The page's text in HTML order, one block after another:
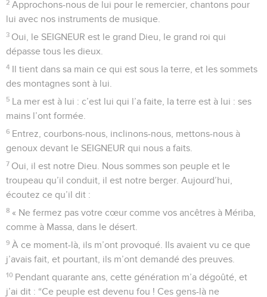
2 Approchons-nous de lui pour le remercier, chantons pour
lui avec nos instruments de musique.
3 Oui, le SEIGNEUR est le grand Dieu, le grand roi qui
dépasse tous les dieux.
4 Il tient dans sa main ce qui est sous la terre, et les sommets
des montagnes sont à lui.
5 La mer est à lui : c’est lui qui l’a faite, la terre est à lui : ses
mains l’ont formée.
6 Entrez, courbons-nous, inclinons-nous, mettons-nous à
genoux devant le SEIGNEUR qui nous a faits.
7 Oui, il est notre Dieu. Nous sommes son peuple et le
troupeau qu’il conduit, il est notre berger. Aujourd’hui,
écoutez ce qu’il dit :
8 « Ne fermez pas votre cœur comme vos ancêtres à Mériba,
comme à Massa, dans le désert.
9 À ce moment-là, ils m’ont provoqué. Ils avaient vu ce que
j’avais fait, et pourtant, ils m’ont demandé des preuves.
10 Pendant quarante ans, cette génération m’a dégoûté, et
j’ai dit : “Ce peuple est devenu fou ! Ces gens-là ne